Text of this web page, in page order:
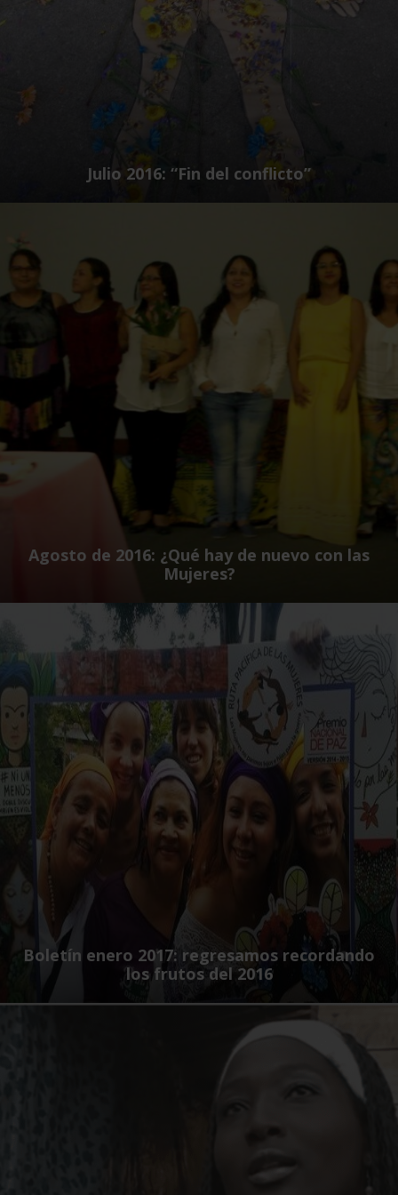
Julio 2016: “Fin del conflicto”
Agosto de 2016: ¿Qué hay de nuevo con las
Mujeres?
Boletín enero 2017: regresamos recordando
los frutos del 2016